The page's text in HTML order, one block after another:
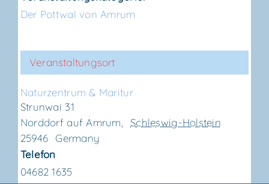
Der Pottwal von Amrum
Veranstaltungsort
Natur­zen­trum & Maritur
Strunwai 31
Norddorf auf Amrum
Schleswig-Holstein
25946 Germany
Telefon
04682 1635